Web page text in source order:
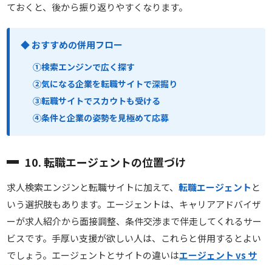
ておくと、後から振り返りやすくなります。
◆ おすすめの併用フロー
①検索エンジンで広く探す
②気になる企業を転職サイトで深掘り
③転職サイトでスカウトも受ける
④条件と企業の姿勢を見極めて応募
10. 転職エージェントの位置づけ
求人検索エンジンと転職サイトに加えて、転職エージェント と
いう選択肢もあります。エージェントは、キャリアアドバイザ
ーが求人紹介から面接調整、条件交渉まで伴走してくれるサー
ビスです。手厚い支援が欲しい人は、これらと併用するとよい
でしょう。エージェントとサイトの違いはエージェント vs サ